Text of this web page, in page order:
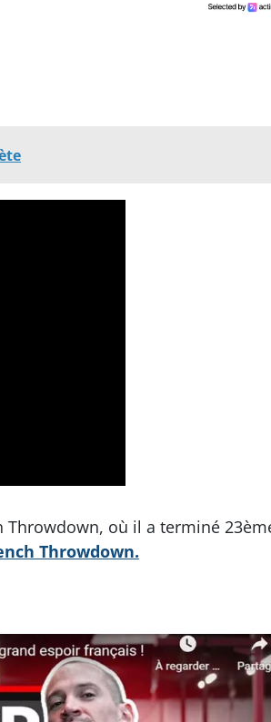
Throwdown, où il a terminé
Throwdown.